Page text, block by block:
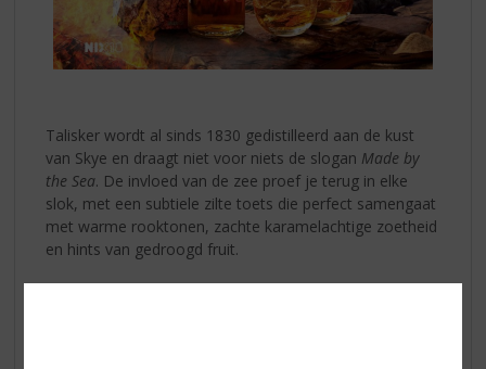
Talisker wordt al sinds 1830 gedistilleerd aan de kust
van Skye en draagt niet voor niets de slogan Made by
the Sea. De invloed van de zee proef je terug in elke
slok, met een subtiele zilte toets die perfect samengaat
met warme rooktonen, zachte karamelachtige zoetheid
en hints van gedroogd fruit.